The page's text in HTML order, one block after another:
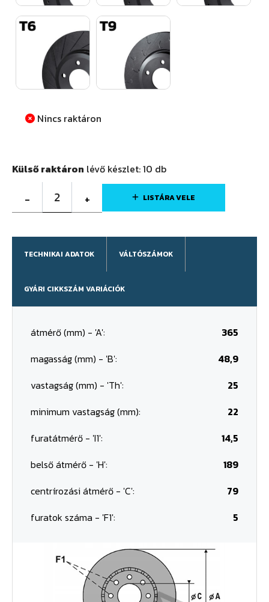
Nincs raktáron
Külső raktáron lévő készlet:10 db
- 2 + LISTÁRA VELE
TECHNIKAI ADATOK VÁLTÓSZÁMOK
GYÁRI CIKKSZÁM VARIÁCIÓK
átmérő (mm) - 'A':
365
magasság (mm) - 'B':
48,9
vastagság (mm) - 'Th':
25
minimum vastagság (mm):
22
furatátmérő - 'I1':
14,5
belső átmérő - 'H':
189
centrírozási átmérő - 'C':
79
furatok száma - 'F1':
5